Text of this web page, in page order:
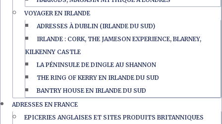
VOYAGER EN IRLANDE
ADRESSES À DUBLIN (IRLANDE DU SUD)
IRLANDE : CORK, THE JAMESON EXPERIENCE, BLARNEY,
KILKENNY CASTLE
LA PÉNINSULE DE DINGLE AU SHANNON
THE RING OF KERRY EN IRLANDE DU SUD
BANTRY HOUSE EN IRLANDE DU SUD
ADRESSES EN FRANCE
EPICERIES ANGLAISES ET SITES PRODUITS BRITANNIQUES